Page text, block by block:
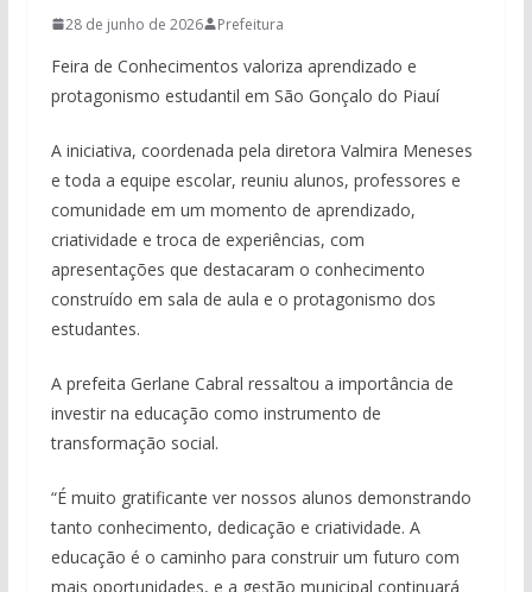
28 de junho de 2026 Prefeitura
Feira de Conhecimentos valoriza aprendizado e
protagonismo estudantil em São Gonçalo do Piauí
A iniciativa, coordenada pela diretora Valmira Meneses
e toda a equipe escolar, reuniu alunos, professores e
comunidade em um momento de aprendizado,
criatividade e troca de experiências, com
apresentações que destacaram o conhecimento
construído em sala de aula e o protagonismo dos
estudantes.
A prefeita Gerlane Cabral ressaltou a importância de
investir na educação como instrumento de
transformação social.
“É muito gratificante ver nossos alunos demonstrando
tanto conhecimento, dedicação e criatividade. A
educação é o caminho para construir um futuro com
mais oportunidades, e a gestão municipal continuará